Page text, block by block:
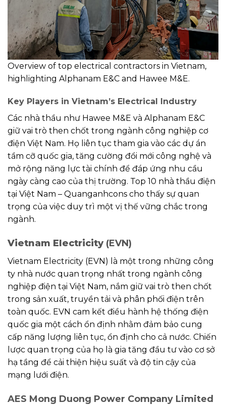
Overview of top electrical contractors in Vietnam,
highlighting Alphanam E&C and Hawee M&E.
Key Players in Vietnam’s Electrical Industry
Các nhà thầu như Hawee M&E và Alphanam E&C
giữ vai trò then chốt trong ngành công nghiệp cơ
điện Việt Nam. Họ liên tục tham gia vào các dự án
tầm cỡ quốc gia, tăng cường đổi mới công nghệ và
mở rộng năng lực tài chính để đáp ứng nhu cầu
ngày càng cao của thị trường. Top 10 nhà thầu điện
tại Việt Nam – Quanganhcons cho thấy sự quan
trọng của việc duy trì một vị thế vững chắc trong
ngành.
Vietnam Electricity(EVN)
Vietnam Electricity (EVN) là một trong những công
ty nhà nước quan trọng nhất trong ngành công
nghiệp điện tại Việt Nam, nắm giữ vai trò then chốt
trong sản xuất, truyền tải và phân phối điện trên
toàn quốc. EVN cam kết điều hành hệ thống điện
quốc gia một cách ổn định nhằm đảm bảo cung
cấp năng lượng liên tục, ổn định cho cả nước. Chiến
lược quan trọng của họ là gia tăng đầu tư vào cơ sở
hạ tầng để cải thiện hiệu suất và độ tin cậy của
mạng lưới điện.
AES Mong Duong Power Company Limited